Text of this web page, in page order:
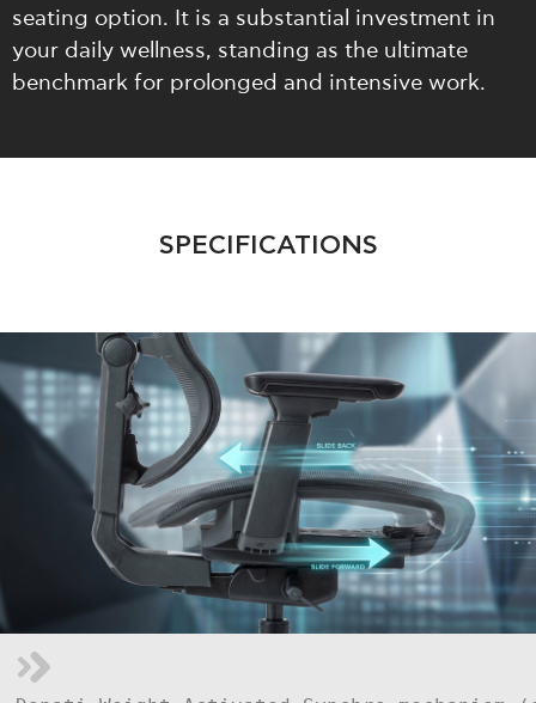
seating option. It is a substantial investment in
your daily wellness, standing as the ultimate
benchmark for prolonged and intensive work.
SPECIFICATIONS